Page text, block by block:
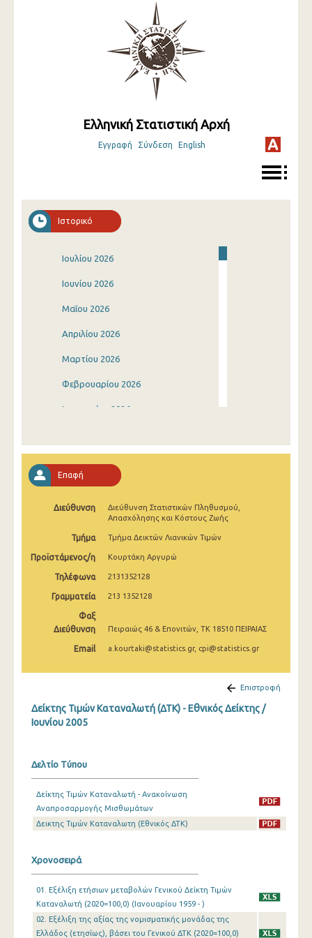
Ελληνική Στατιστική Αρχή
Εγγραφή Σύνδεση English
Ιστορικό
Ιουλίου 2026
Ιουνίου 2026
Μαΐου 2026
Απριλίου 2026
Μαρτίου 2026
Φεβρουαρίου 2026
Ιανουαρίου 2026
Οκτωβρίου 2025
Σεπτεμβρίου 2025
Αυγούστου 2025
Ιουλίου 2025
Μαΐου 2025
Απριλίου 2025
Ιανουαρίου 2025
Νοεμβρίου 2024
Σεπτεμβρίου 2024
Ιουλίου 2024
Ιουνίου 2024
Μαΐου 2024
Επαφή
Διεύθυνση
Διεύθυνση Στατιστικών Πληθυσμού,
Απασχόλησης και Κόστους Ζωής
Τμήμα Τμήμα Δεικτών Λιανικών Τιμών
Προϊστάμενος/η Κουρτάκη Αργυρώ
Τηλέφωνα 2131352128
Γραμματεία 213 1352128
Φαξ
Διεύθυνση
Πειραιώς 46 & Επονιτών, ΤΚ 18510 ΠΕΙΡΑΙΑΣ
Email a.kourtaki@statistics.gr, cpi@statistics.gr
Επιστροφή
Δείκτης Τιμών Καταναλωτή (ΔΤΚ) - Εθνικός Δείκτης /
Ιουνίου 2005
Δελτίο Τύπου
Δείκτης Τιμών Καταναλωτή - Ανακοίνωση
Αναπροσαρμογής Μισθωμάτων
Δεικτης Τιμών Καταναλωτη (Εθνικός ΔΤΚ)
Χρονοσειρά
01. Εξέλιξη ετήσιων μεταβολών Γενικού Δείκτη Τιμών
Καταναλωτή (2020=100,0) (Ιανουαρίου 1959 - )
02. Εξέλιξη της αξίας της νομισματικής μονάδας της
Ελλάδος (ετησίως), βάσει του Γενικού ΔΤΚ (2020=100,0)